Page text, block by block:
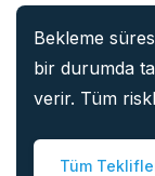
Bekleme
bir durumda
verir. Tüm
Tüm